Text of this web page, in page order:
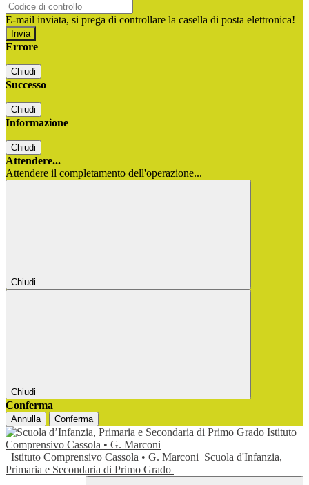
E-mail inviata, si prega di controllare la casella di posta elettronica!
Errore
Chiudi
Successo
Chiudi
Informazione
Chiudi
Attendere...
Attendere il completamento dell'operazione...
Chiudi
Chiudi
Conferma
Annulla Conferma
Istituto Comprensivo Cassola • G. Marconi Scuola d'Infanzia,
Primaria e Secondaria di Primo Grado